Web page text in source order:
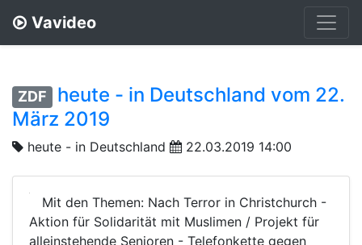
Vavideo
ZDF
heute - in Deutschland vom 22.
März 2019
heute - in Deutschland 22.03.2019 14:00
Mit den Themen: Nach Terror in Christchurch -
Aktion für Solidarität mit Muslimen / Projekt für
alleinstehende Senioren - Telefonkette gegen